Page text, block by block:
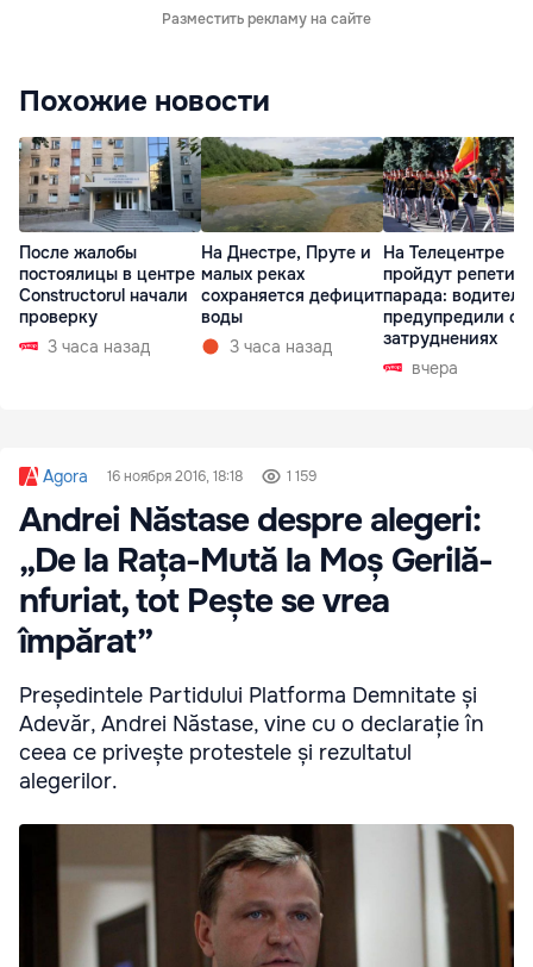
Разместить рекламу на сайте
Похожие новости
После жалобы
постоялицы в центре
Constructorul начали
проверку
3 часа назад
На Днестре, Пруте и
малых реках
сохраняется дефицит
воды
3 часа назад
На Телецентре
пройдут
парада:
предупредили о
затруднениях
вчера
Agora 16 ноября 2016, 18:18 1 159
Andrei Năstase despre alegeri:
„De la Rața-Mută la Moș Gerilă-
nfuriat, tot Pește se vrea
împărat”
Președintele Partidului Platforma Demnitate și
Adevăr, Andrei Năstase, vine cu o declarație în
ceea ce privește protestele și rezultatul
alegerilor.